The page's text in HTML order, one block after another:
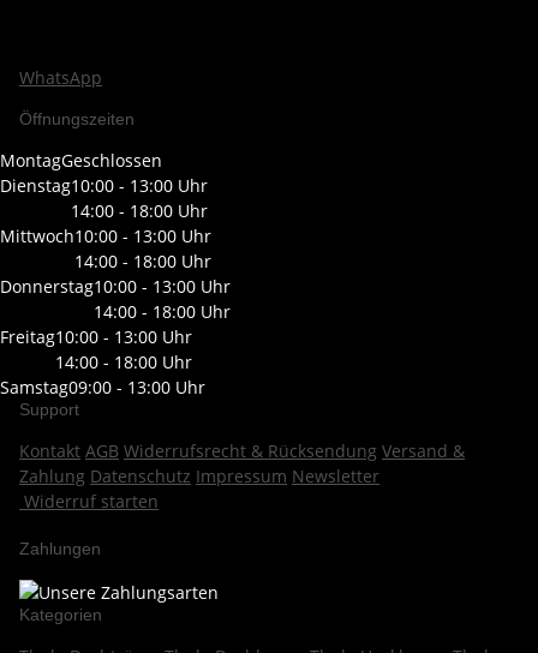
WhatsApp
Öffnungszeiten
MontagGeschlossen
Dienstag10:00 - 13:00 Uhr
14:00 - 18:00 Uhr
Mittwoch10:00 - 13:00 Uhr
14:00 - 18:00 Uhr
Donnerstag10:00 - 13:00 Uhr
14:00 - 18:00 Uhr
Freitag10:00 - 13:00 Uhr
14:00 - 18:00 Uhr
Samstag09:00 - 13:00 Uhr
Support
Kontakt AGB Widerrufsrecht & Rücksendung Versand &
Zahlung Datenschutz Impressum Newsletter
Widerruf starten
Zahlungen
Kategorien